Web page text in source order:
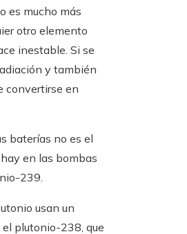
es mucho más
otro elemento
inestable. Si se
y también
convertirse en
baterías no es el
en las bombas
239.
usan un
plutonio-238, que